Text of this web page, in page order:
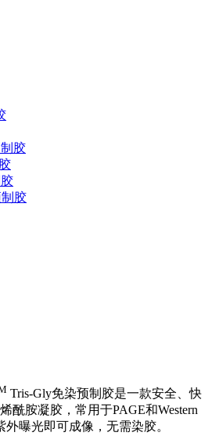
胶
胶
Tris-Gly免染预制胶是一款安全、快
酰胺凝胶，常用于PAGE和Western
曝光即可成像，无需染胶。